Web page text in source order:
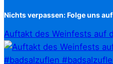
Nichts verpassen: Folge uns
Auftakt des Weinfests auf